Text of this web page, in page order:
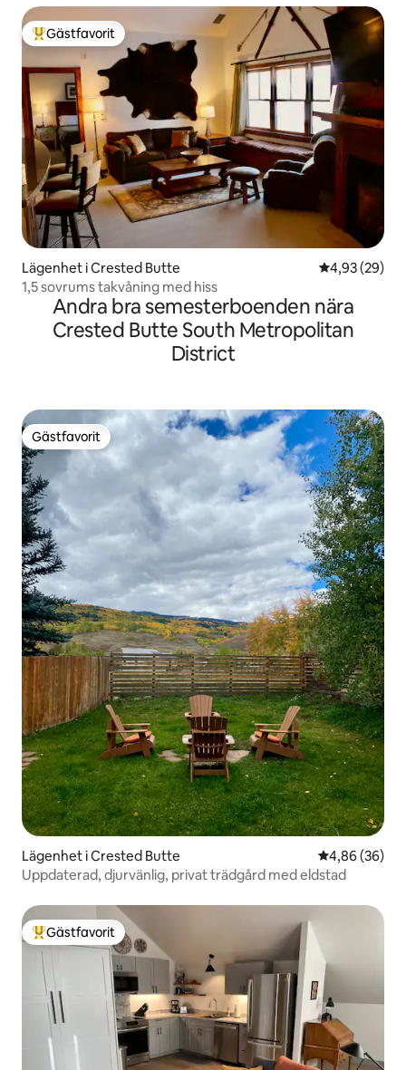
Populär gästfavorit
Gästfavorit
Lägenhet i Crested Butte 4,93 av 5 i
4,93 (29)
1,5 sovrums takvåning med hiss
Andra bra semesterboenden nära
Crested Butte South Metropolitan
District
Gästfavorit
Gästfavorit
Lägenhet i Crested Butte 4,86 av 5 i
4,86 (36)
Uppdaterad, djurvänlig, privat trädgård med eldstad
Populär gästfavorit
Gästfavorit